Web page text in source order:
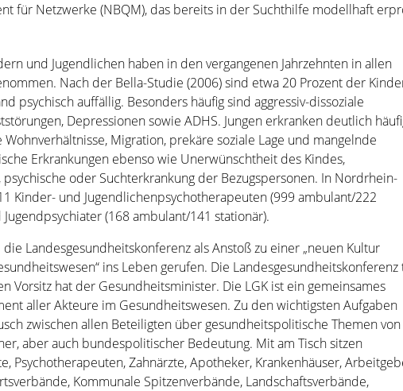
für Netzwerke (NBQM), das bereits in der Suchthilfe modellhaft
und Jugendlichen haben in den vergangenen Jahrzehnten in allen
Nach der Bella-Studie (2006) sind etwa 20 Prozent der
psychisch auffällig. Besonders häufig sind aggressiv-dissoziale
Depressionen sowie ADHS. Jungen erkranken deutlich
Migration, prekäre soziale Lage und mangelnde
Erkrankungen ebenso wie Unerwünschtheit des Kindes,
oder Suchterkrankung der Bezugspersonen. In Nordrhein-
Kinder- und Jugendlichenpsychotherapeuten (999 ambulant/222
(168 ambulant/141 stationär).
Landesgesundheitskonferenz als Anstoß zu einer „neuen Kultur
ins Leben gerufen. Die Landesgesundheitskonferenz
Vorsitz hat der Gesundheitsminister. Die LGK ist ein gemeinsames
aller Akteure im Gesundheitswesen. Zu den wichtigsten Aufgaben
zwischen allen Beteiligten über gesundheitspolitische Themen von
aber auch bundespolitischer Bedeutung. Mit am Tisch sitzen
Psychotherapeuten, Zahnärzte, Apotheker, Krankenhäuser,
Kommunale Spitzenverbände, Landschaftsverbände,